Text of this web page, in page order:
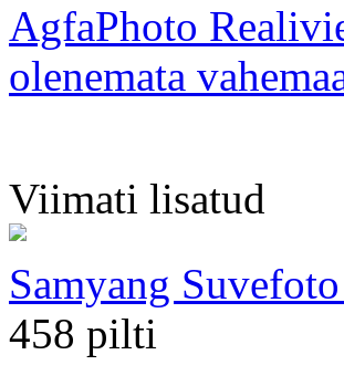
AgfaPhoto
olenemata
Viimati lisatud
Samyang
458 pilti